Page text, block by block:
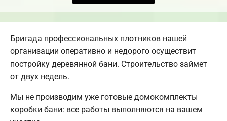
Бригада профессиональных плотников нашей
организации оперативно и недорого осуществит
постройку деревянной бани. Строительство займет
от двух недель.
Мы не производим уже готовые домокомплекты
коробки бани: все работы выполняются на вашем